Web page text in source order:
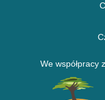
We współpracy z